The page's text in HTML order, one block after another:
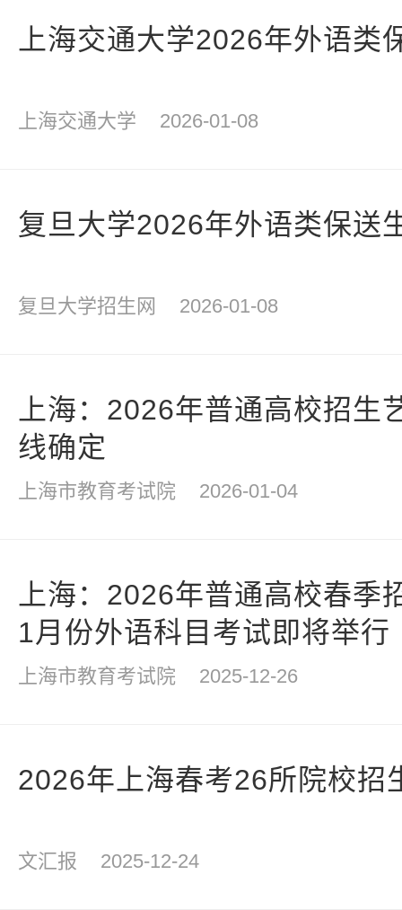
上海交通大学2026年外语类
上海交通大学 2026-01-08
复旦大学2026年外语类保送
复旦大学招生网 2026-01-08
上海：2026年普通高校招生
线确定
上海市教育考试院 2026-01-04
上海：2026年普通高校春季
1月份外语科目考试即将举行
上海市教育考试院 2025-12-26
2026年上海春考26所院校招
文汇报 2025-12-24